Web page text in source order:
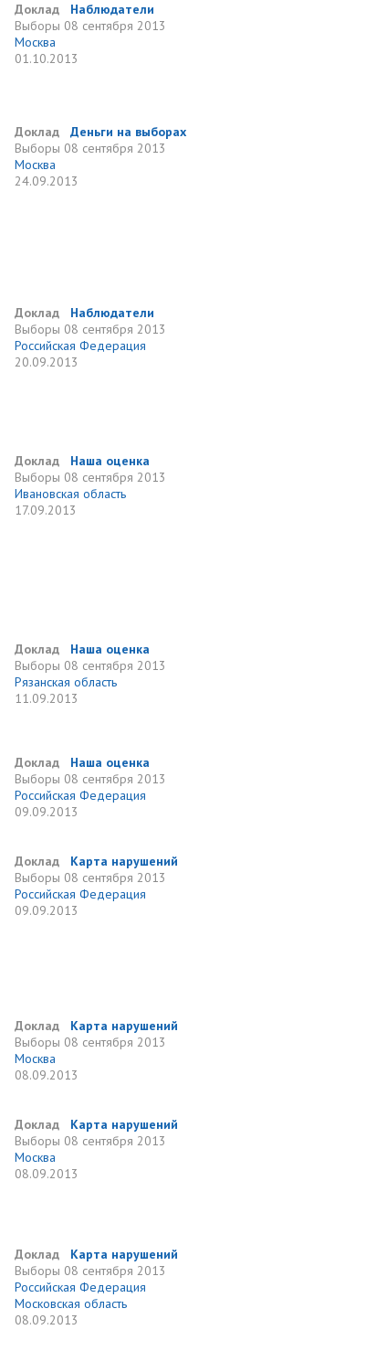
Доклад
Наблюдатели
Выборы 08 сентября 2013
Москва
01.10.2013
Доклад
Деньги на выборах
Выборы 08 сентября 2013
Москва
24.09.2013
Доклад
Наблюдатели
Выборы 08 сентября 2013
Российская Федерация
20.09.2013
Доклад
Наша оценка
Выборы 08 сентября 2013
Ивановская область
17.09.2013
Доклад
Наша оценка
Выборы 08 сентября 2013
Рязанская область
11.09.2013
Доклад
Наша оценка
Выборы 08 сентября 2013
Российская Федерация
09.09.2013
Доклад
Карта нарушений
Выборы 08 сентября 2013
Российская Федерация
09.09.2013
Доклад
Карта нарушений
Выборы 08 сентября 2013
Москва
08.09.2013
Доклад
Карта нарушений
Выборы 08 сентября 2013
Москва
08.09.2013
Доклад
Карта нарушений
Выборы 08 сентября 2013
Российская Федерация
Московская область
08.09.2013